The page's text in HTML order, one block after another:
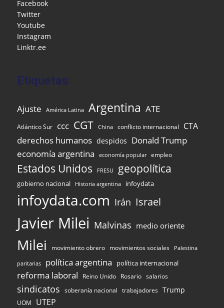
o
o
k
Facebook
Twitter
Youtube
Instagram
Linktr.ee
Etiquetas
Ajuste América Latina Argentina ATE
Atlántico Sur ccc CGT China conflicto internacional CTA
derechos humanos despidos Donald Trump
economía argentina
economía popular empleo
Estados Unidos FRESU geopolítica
gobierno nacional Historia argentina infoydata
infoydata.com Irán Israel
Javier Milei Malvinas medio oriente
Milei movimiento obrero movimientos sociales Palestina
paritarias política argentina política internacional
reforma laboral Reino Unido Rosario salarios
sindicatos soberanía nacional trabajadores Trump
UOM UTEP